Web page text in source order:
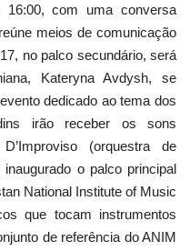
com uma conversa
meios de comunicação
no palco secundário, será
Kateryna Avdysh, se
dedicado ao tema dos
irão receber os sons
(orquestra de
o palco principal
National Institute of Music
que tocam instrumentos
de referência do ANIM